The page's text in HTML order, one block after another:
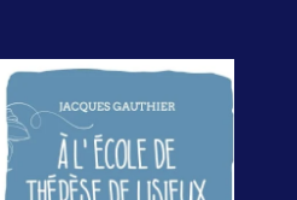
À l'école de
Thérèse de
Lisieux